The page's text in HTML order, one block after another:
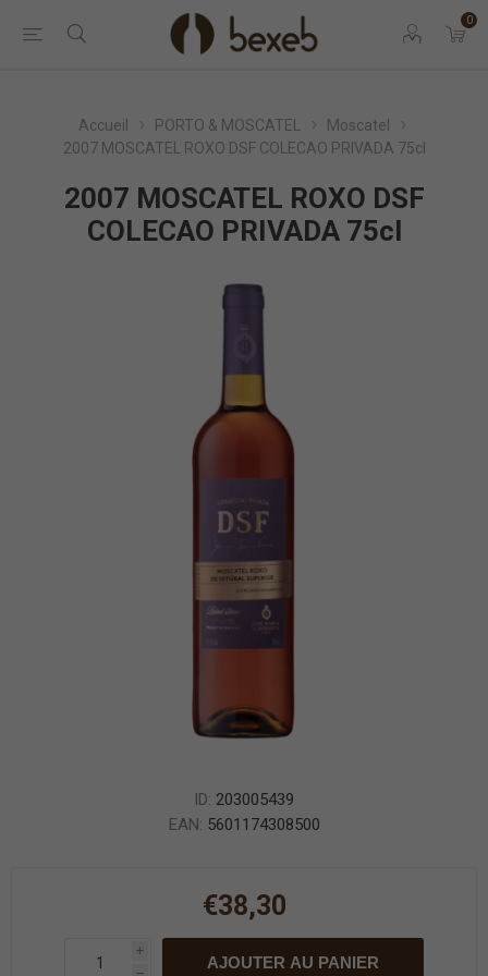
0
Accueil PORTO & MOSCATEL
Moscatel
2007 MOSCATEL ROXO DSF COLECAO PRIVADA 75cl
2007 MOSCATEL ROXO DSF
COLECAO PRIVADA 75cl
ID: 203005439
EAN: 5601174308500
€38,30
i
h
AJOUTER AU PANIER